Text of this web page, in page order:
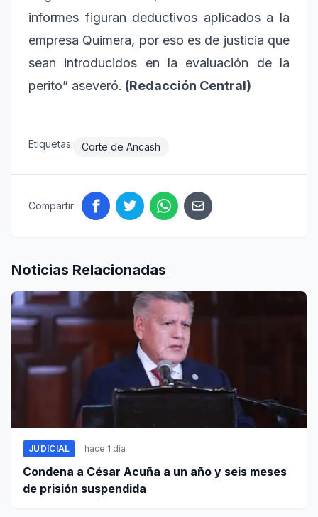
informes figuran deductivos aplicados a la
empresa Quimera, por eso es de justicia que
sean introducidos en la evaluación de la
perito” aseveró. (Redacción Central)
Etiquetas: Corte de Ancash
Compartir:
Noticias Relacionadas
JUDICIAL hace 1 día
Condena a César Acuña a un año y seis meses
de prisión suspendida